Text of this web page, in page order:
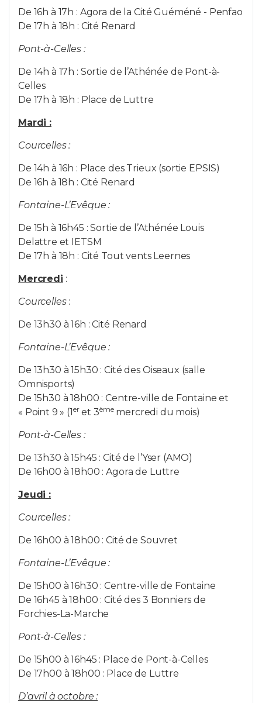
De 16h à 17h : Agora de la Cité Guéméné - Penfao
De 17h à 18h : Cité Renard
Pont-à-Celles :
De 14h à 17h : Sortie de l’Athénée de Pont-à-
Celles
De 17h à 18h : Place de Luttre
Mardi :
Courcelles :
De 14h à 16h : Place des Trieux (sortie EPSIS)
De 16h à 18h : Cité Renard
Fontaine-L’Evêque :
De 15h à 16h45 : Sortie de l’Athénée Louis
Delattre et IETSM
De 17h à 18h : Cité Tout vents Leernes
Mercredi :
Courcelles :
De 13h30 à 16h : Cité Renard
Fontaine-L’Evêque :
De 13h30 à 15h30 : Cité des Oiseaux (salle
Omnisports)
De 15h30 à 18h00 : Centre-ville de Fontaine et
« Point 9 » (1 eret 3èmemercredi du mois)
Pont-à-Celles :
De 13h30 à 15h45 : Cité de l’Yser (AMO)
De 16h00 à 18h00 : Agora de Luttre
Jeudi :
Courcelles :
De 16h00 à 18h00 : Cité de Souvret
Fontaine-L’Evêque :
De 15h00 à 16h30 : Centre-ville de Fontaine
De 16h45 à 18h00 : Cité des 3 Bonniers de
Forchies-La-Marche
Pont-à-Celles :
De 15h00 à 16h45 : Place de Pont-à-Celles
De 17h00 à 18h00 : Place de Luttre
D’avril à octobre :
pavillonj@humani.be
Courcelles :